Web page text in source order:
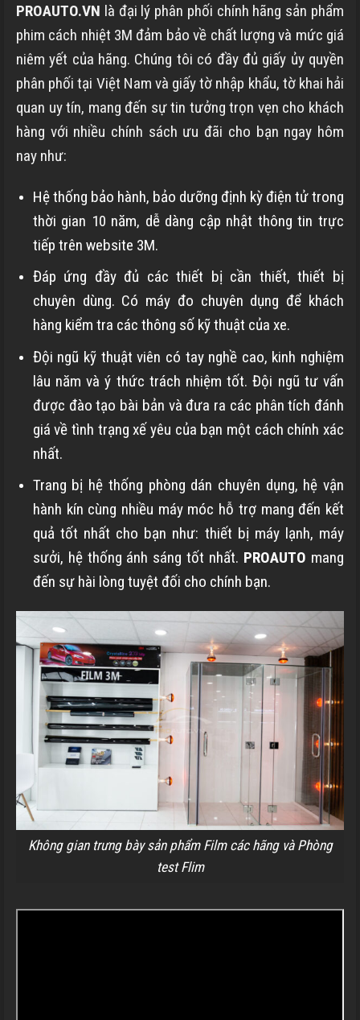
PROAUTO.VN là đại lý phân phối chính hãng sản phẩm
phim cách nhiệt 3M đảm bảo về chất lượng và mức giá
niêm yết của hãng. Chúng tôi có đầy đủ giấy ủy quyền
phân phối tại Việt Nam và giấy tờ nhập khẩu, tờ khai hải
quan uy tín, mang đến sự tin tưởng trọn vẹn cho khách
hàng với nhiều chính sách ưu đãi cho bạn ngay hôm
nay như:
Hệ thống bảo hành, bảo dưỡng định kỳ điện tử trong
thời gian 10 năm, dễ dàng cập nhật thông tin trực
tiếp trên website 3M.
Đáp ứng đầy đủ các thiết bị cần thiết, thiết bị
chuyên dùng. Có máy đo chuyên dụng để khách
hàng kiểm tra các thông số kỹ thuật của xe.
Đội ngũ kỹ thuật viên có tay nghề cao, kinh nghiệm
lâu năm và ý thức trách nhiệm tốt. Đội ngũ tư vấn
được đào tạo bài bản và đưa ra các phân tích đánh
giá về tình trạng xế yêu của bạn một cách chính xác
nhất.
Trang bị hệ thống phòng dán chuyên dụng, hệ vận
hành kín cùng nhiều máy móc hỗ trợ mang đến kết
quả tốt nhất cho bạn như: thiết bị máy lạnh, máy
sưởi, hệ thống ánh sáng tốt nhất. PROAUTO mang
đến sự hài lòng tuyệt đối cho chính bạn.
Không gian trưng bày sản phẩm Film các hãng và Phòng
test Flim